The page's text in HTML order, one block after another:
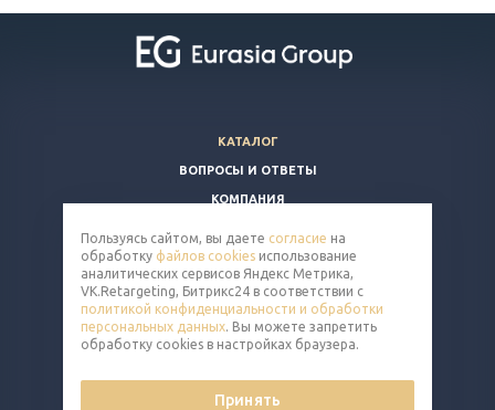
© 2026 Все права защищены.
КАТАЛОГ
ВОПРОСЫ И ОТВЕТЫ
КОМПАНИЯ
8 (800) 350-86-91
nut@eq-mail.ru
Пользуясь сайтом, вы даете согласие на
обработку файлов cookies использование
аналитических сервисов Яндекс Метрика,
VK.Retargeting, Битрикс24 в соответствии с
политикой конфиденциальности и обработки
персональных данных. Вы можете запретить
обработку cookies в настройках браузера.
Принять